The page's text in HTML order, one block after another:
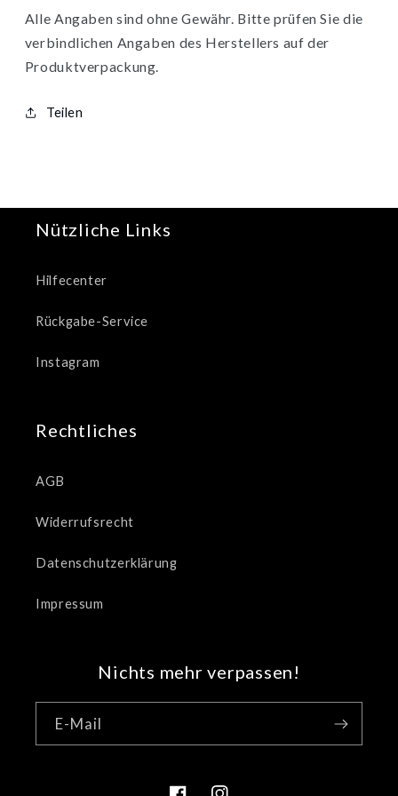
Reife
Haut
LSF15
Reife
Haut
LSF15
Alle Angaben sind ohne Gewähr. Bitte prüfen Sie die
verbindlichen Angaben des Herstellers auf der
Produktverpackung.
Teilen
Nützliche Links
Hilfecenter
Rückgabe-Service
Instagram
Rechtliches
AGB
Widerrufsrecht
Datenschutzerklärung
Impressum
Nichts mehr verpassen!
E-Mail